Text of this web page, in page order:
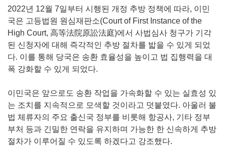
2022년 12월 7일부터 시행된 개정 추방 정책에 따라, 이민
국은 고등법원 원심재판소(Court of First Instance of the
High Court, 高等法院原訟法庭)에서 사법심사 청구가 기각
된 신청자에 대해 즉각적인 추방 절차를 밟을 수 있게 되었
다. 이를 통해 당국은 송환 효율성을 높이고 법 집행력을 대
폭 강화할 수 있게 되었다.
이민국은 앞으로도 송환 작업을 가속화할 수 있는 실효성 있
는 조치를 지속적으로 모색할 것이라고 덧붙였다. 아울러 불
법 체류자의 주요 출신국 정부를 비롯해 항공사, 기타 정부
부처 등과 긴밀한 연락을 유지하며 가능한 한 신속하게 추방
절차가 이루어질 수 있도록 하겠다고 강조했다.